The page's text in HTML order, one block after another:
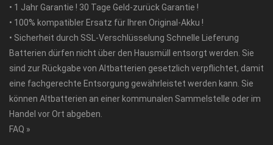
• 1 Jahr Garantie ! 30 Tage Geld-zurück Garantie !
• 100% kompatibler Ersatz für Ihren Original-Akku !
• Sicherheit durch SSL-Verschlüsselung Schnelle Lieferung
Batterien dürfen nicht über den Hausmüll entsorgt werden. Sie
sind zur Rückgabe von Altbatterien gesetzlich verpflichtet, damit
eine fachgerechte Entsorgung gewährleistet werden kann. Sie
können Altbatterien an einer kommunalen Sammelstelle oder im
Handel vor Ort abgeben.
FAQ »